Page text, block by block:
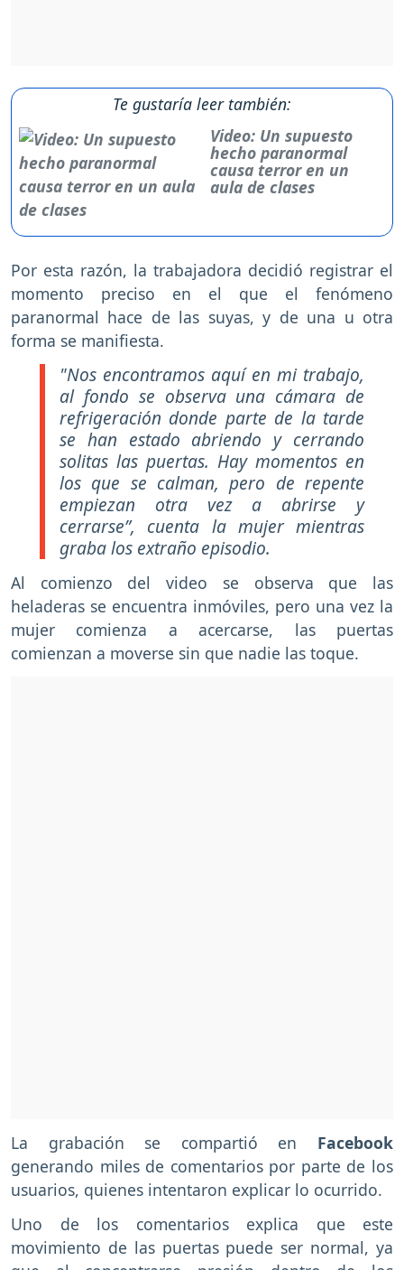
Te gustaría leer también:
Video: Un supuesto
hecho paranormal
causa terror en un
aula de clases
Por esta razón, la trabajadora decidió registrar el
momento preciso en el que el fenómeno
paranormal hace de las suyas, y de una u otra
forma se manifiesta.
"Nos encontramos aquí en mi trabajo,
al fondo se observa una cámara de
refrigeración donde parte de la tarde
se han estado abriendo y cerrando
solitas las puertas. Hay momentos en
los que se calman, pero de repente
empiezan otra vez a abrirse y
cerrarse”, cuenta la mujer mientras
graba los extraño episodio.
Al comienzo del video se observa que las
heladeras se encuentra inmóviles, pero una vez la
mujer comienza a acercarse, las puertas
comienzan a moverse sin que nadie las toque.
La grabación se compartió en Facebook
generando miles de comentarios por parte de los
usuarios, quienes intentaron explicar lo ocurrido.
Uno de los comentarios explica que este
movimiento de las puertas puede ser normal, ya